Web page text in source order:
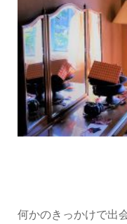
何かのきっかけで出